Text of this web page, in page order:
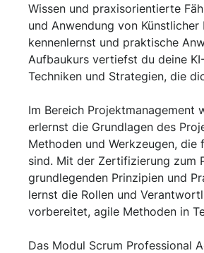
Wissen und praxisorientierte
und Anwendung von
kennenlernst und praktische
Aufbaukurs vertiefst du deine
Techniken und Strategien, die
Im Bereich Projektmanagement
erlernst die Grundlagen des
Methoden und Werkzeugen,
sind. Mit der Zertifizierung zum
grundlegenden Prinzipien und
lernst die Rollen und
vorbereitet, agile Methoden in
Das Modul Scrum Professional